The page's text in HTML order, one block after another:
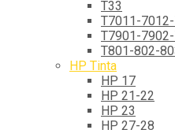
T33
T7011-
T7901-
T801-802-
HP Tinta
HP 17
HP 21-22
HP 23
HP 27-28